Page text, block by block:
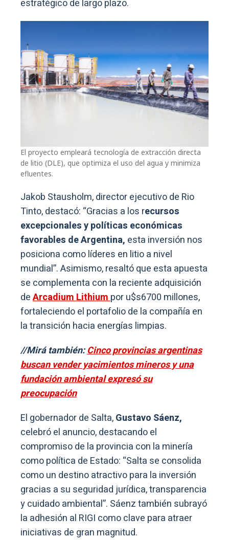
estratégico de largo plazo.
El proyecto empleará tecnología de extracción directa
de litio (DLE), que optimiza el uso del agua y minimiza
efluentes.
Jakob Stausholm, director ejecutivo de Rio
Tinto, destacó: “Gracias a los recursos
excepcionales y políticas económicas
favorables de Argentina, esta inversión nos
posiciona como líderes en litio a nivel
mundial”. Asimismo, resaltó que esta apuesta
se complementa con la reciente adquisición
deArcadium Lithiumpor u$s6700 millones,
fortaleciendo el portafolio de la compañía en
la transición hacia energías limpias.
//Mirá también:Cinco provincias argentinas
buscan vender yacimientos mineros y una
fundación ambiental expresó su
preocupación
El gobernador de Salta,Gustavo Sáenz,
celebró el anuncio, destacando el
compromiso de la provincia con la minería
como política de Estado: “Salta se consolida
como un destino atractivo para la inversión
gracias a su seguridad jurídica, transparencia
y cuidado ambiental”. Sáenz también subrayó
la adhesión al RIGI como clave para atraer
iniciativas de gran magnitud.